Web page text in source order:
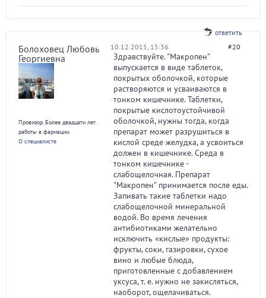
ответить
Болоховец Любовь
Георгиевна
Провизор. Более двадцати лет
работы в фармации.
О специалисте
10.12.2015, 15:36 #20
Здравствуйте. "Макропен"
выпускается в виде таблеток,
покрытых оболочкой, которые
растворяются и усваиваются в
тонком кишечнике. Таблетки,
покрытые кислотоустойчивой
оболочкой, нужны тогда, когда
препарат может разрушиться в
кислой среде желудка, а усвоиться
должен в кишечнике. Среда в
тонком кишечнике -
слабощелочная. Препарат
"Макропен" принимается после еды.
Запивать такие таблетки надо
слабощелочной минеральной
водой. Во время лечения
антибиотиками желательно
исключить «кислые» продукты:
фрукты, соки, газировки, сухое
вино и любые блюда,
приготовленные с добавлением
уксуса, т. е. нужно не закисляться,
наоборот, ощелачиваться.